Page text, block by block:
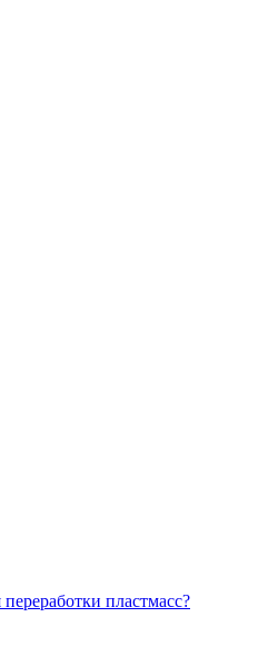
пластмасс?